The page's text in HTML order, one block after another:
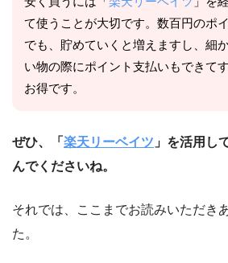
て使うことが大切です。数百円のポ
でも、貯めていくと増えますし、細
い物の際にポイント支払いもできて
お得です。
ぜひ、「 楽天リーベイツ 」を活用し
んでくださいね。
それでは、ここまでお読みいただき
た。